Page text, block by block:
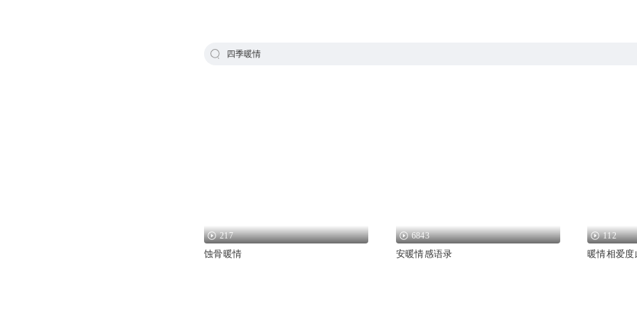
四季暖情
217
蚀骨暖情
6843
安暖情感语录
112
暖情相爱度